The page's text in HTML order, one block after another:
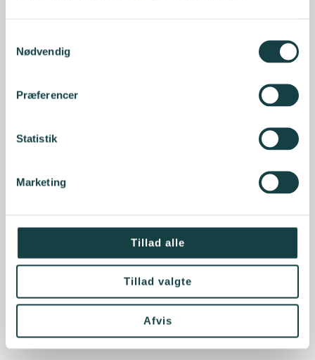
Nødvendig
Præferencer
Statistik
Marketing
Tillad alle
Tillad valgte
Afvis